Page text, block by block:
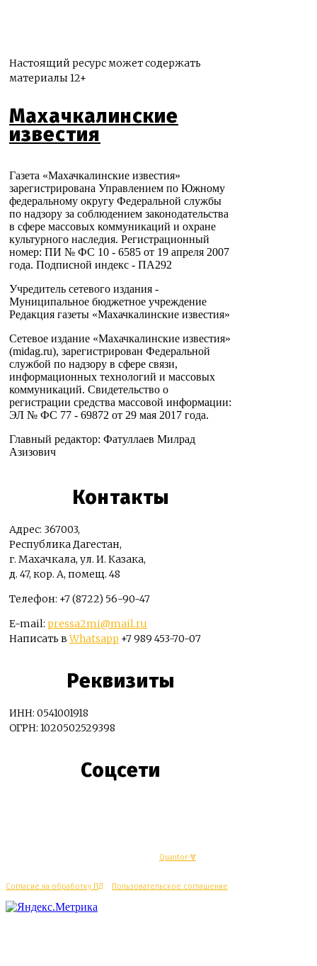
Настоящий ресурс может содержать
материалы 12+
Махачкалинские
известия
Газета «Махачкалинские известия»
зарегистрирована Управлением по Южному
федеральному округу Федеральной службы
по надзору за соблюдением законодательства
в сфере массовых коммуникаций и охране
культурного наследия. Регистрационный
номер: ПИ № ФС 10 - 6585 от 19 апреля 2007
года. Подписной индекс - ПА292
Учредитель сетевого издания -
Муниципальное бюджетное учреждение
Редакция газеты «Махачкалинские известия»
Сетевое издание «Махачкалинские известия»
(midag.ru), зарегистрирован Федеральной
службой по надзору в сфере связи,
информационных технологий и массовых
коммуникаций. Свидетельство о
регистрации средства массовой информации:
ЭЛ № ФС 77 - 69872 от 29 мая 2017 года.
Главный редактор: Фатуллаев Милрад
Азизович
Контакты
Адрес: 367003,
Республика Дагестан,
г. Махачкала, ул. И. Казака,
д. 47, кор. А, помещ. 48
Телефон: +7 (8722) 56-90-47
E-mail: pressa2mi@mail.ru
Написать вWhatsapp +7 989 453-70-07
Реквизиты
ИНН: 0541001918
ОГРН: 1020502529398
Соцсети
Quantor-∀
Согласие на обработку ПД Пользовательское соглашение